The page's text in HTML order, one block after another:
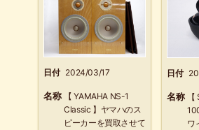
日付 2024/03/17
名称
【 YAMAHA NS-1
Classic 】ヤマハのス
ピーカーを買取させて
日付
名称
ワ